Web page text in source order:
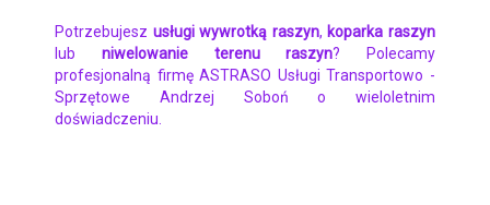
Potrzebujesz usługi wywrotką raszyn, koparka raszyn
lub niwelowanie terenu raszyn? Polecamy
profesjonalną firmę ASTRASO Usługi Transportowo -
Sprzętowe Andrzej Soboń o wieloletnim
doświadczeniu.